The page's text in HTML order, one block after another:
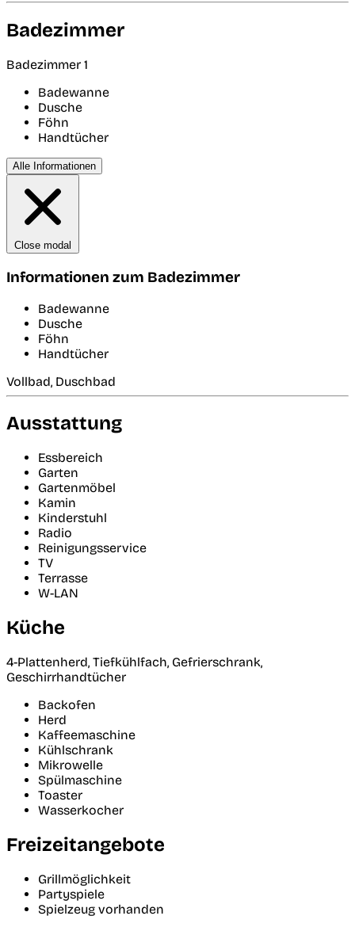
Badezimmer
Badezimmer 1
Badewanne
Dusche
Föhn
Handtücher
Alle Informationen
Close modal
Informationen zum Badezimmer
Badewanne
Dusche
Föhn
Handtücher
Vollbad, Duschbad
Ausstattung
Essbereich
Garten
Gartenmöbel
Kamin
Kinderstuhl
Radio
Reinigungsservice
TV
Terrasse
W-LAN
Küche
4-Plattenherd, Tiefkühlfach, Gefrierschrank,
Geschirrhandtücher
Backofen
Herd
Kaffeemaschine
Kühlschrank
Mikrowelle
Spülmaschine
Toaster
Wasserkocher
Freizeitangebote
Grillmöglichkeit
Partyspiele
Spielzeug vorhanden